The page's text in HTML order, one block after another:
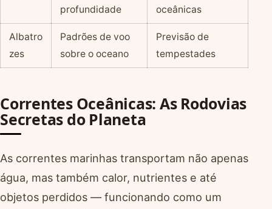
profundidade
oceânicas
Albatro
zes
Padrões de voo
sobre o oceano
Previsão de
tempestades
Correntes Oceânicas: As Rodovias
Secretas do Planeta
As correntes marinhas transportam não apenas
água, mas também calor, nutrientes e até
objetos perdidos — funcionando como um